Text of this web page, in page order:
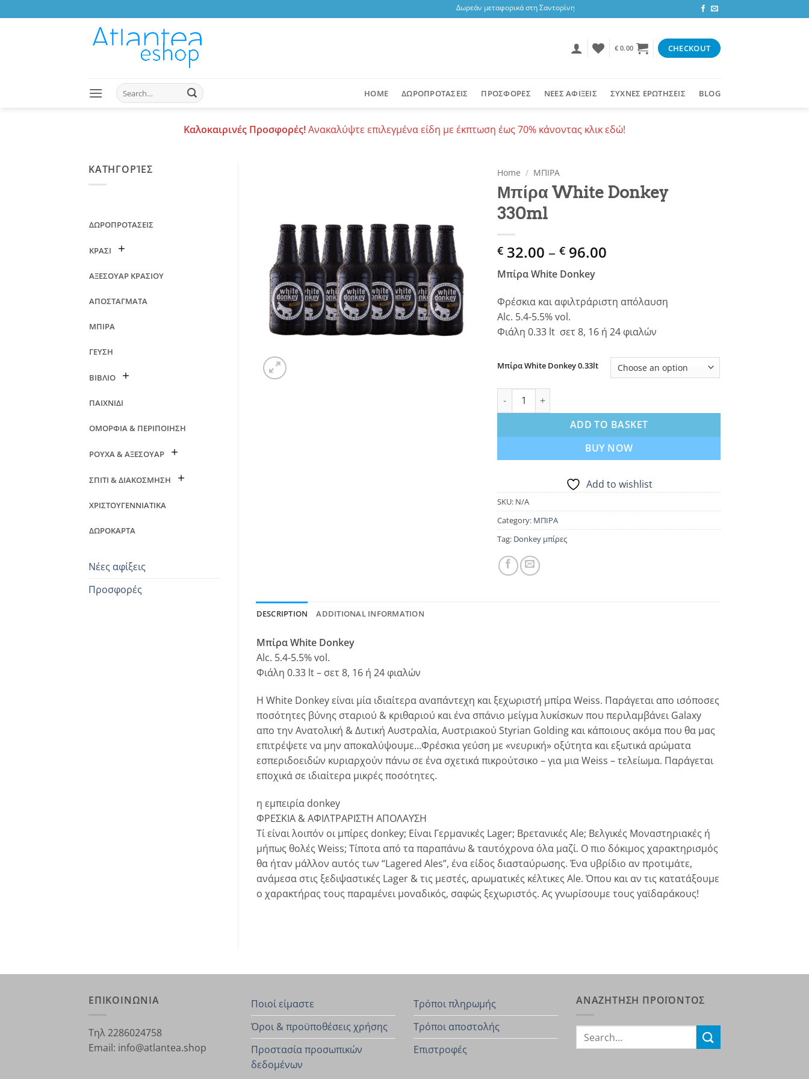
to
Δωρεάν μεταφορικά στη Σαντορίνη, 3,47 ευρώ στην υπόλοιπη Ελλάδα ή δωρεάν για αγορές 50+ ευρώ
€0.00 CHECKOUT
Search
for:
HOME ΔΩΡΟΠΡΟΤΑΣΕΙΣ ΠΡΟΣΦΟΡΕΣ ΝΕΕΣ ΑΦΙΞΕΙΣ ΣΥΧΝΕΣ ΕΡΩΤΗΣΕΙΣ BLOG
Καλοκαιρινές Προσφορές!Ανακαλύψτε επιλεγμένα είδη με έκπτωση έως 70% κάνοντας κλικ εδώ!
ΚΑΤΗΓΟΡΊΕΣ
ΔΩΡΟΠΡΟΤΑΣΕΙΣ
ΚΡΑΣΙ
ΑΞΕΣΟΥΑΡ ΚΡΑΣΙΟΥ
ΑΠΟΣΤΑΓΜΑΤΑ
ΜΠΙΡΑ
ΓΕΥΣΗ
ΒΙΒΛΙΟ
ΠΑΙΧΝΙΔΙ
ΟΜΟΡΦΙΑ & ΠΕΡΙΠΟΙΗΣΗ
ΡΟΥΧΑ & ΑΞΕΣΟΥΑΡ
ΣΠΙΤΙ & ΔΙΑΚΟΣΜΗΣΗ
ΧΡΙΣΤΟΥΓΕΝΝΙΑΤΙΚΑ
ΔΩΡΟΚΑΡΤΑ
Νέες αφίξεις
Προσφορές
Home / ΜΠΙΡΑ
Μπίρα White Donkey
330ml
€ 32.00 – € 96.00
through
€ 96.00
Μπίρα White Donkey
Φρέσκια και αφιλτράριστη απόλαυση
Alc. 5.4-5.5% vol.
Φιάλη 0.33 lt σετ 8, 16 ή 24 φιαλών
Μπίρα White Donkey 0.33lt
Μπίρα White Donkey 330ml quantity
ADD TO BASKET
BUY NOW
Add to wishlist
SKU: N/A
Category: ΜΠΙΡΑ
Tag: Donkey μπίρες
DESCRIPTION ADDITIONAL INFORMATION
Μπίρα White Donkey
Alc. 5.4-5.5% vol.
Φιάλη 0.33 lt – σετ 8, 16 ή 24 φιαλών
Η White Donkey είναι μία ιδιαίτερα αναπάντεχη και ξεχωριστή μπίρα Weiss. Παράγεται απο ισόποσες
ποσότητες βύνης σταριού & κριθαριού και ένα σπάνιο μείγμα λυκίσκων που περιλαμβάνει Galaxy
απο την Ανατολική & Δυτική Αυστραλία, Αυστριακού Styrian Golding και κάποιους ακόμα που θα μας
επιτρέψετε να μην αποκαλύψουμε…Φρέσκια γεύση με «νευρική» οξύτητα και εξωτικά αρώματα
εσπεριδοειδών κυριαρχούν πάνω σε ένα σχετικά πικρούτσικο – για μια Weiss – τελείωμα. Παράγεται
εποχικά σε ιδιαίτερα μικρές ποσότητες.
η εμπειρία donkey
ΦΡΕΣΚΙΑ & ΑΦΙΛΤΡΑΡΙΣΤΗ ΑΠΟΛΑΥΣΗ
Τί είναι λοιπόν οι μπίρες donkey; Είναι Γερμανικές Lager; Βρετανικές Ale; Βελγικές Μοναστηριακές ή
μήπως θολές Weiss; Τίποτα από τα παραπάνω & ταυτόχρονα όλα μαζί. Ο πιο δόκιμος χαρακτηρισμός
θα ήταν μάλλον αυτός των “Lagered Ales”, ένα είδος διασταύρωσης. Ένα υβρίδιο αν προτιμάτε,
ανάμεσα στις ξεδιψαστικές Lager & τις μεστές, αρωματικές κέλτικες Ale. Όπου και αν τις κατατάξουμε
ο χαρακτήρας τους παραμένει μοναδικός, σαφώς ξεχωριστός. Ας γνωρίσουμε τους γαϊδαράκους!
ΕΠΙΚΟΙΝΩΝΙΑ
Τηλ 2286024758
Email: info@atlantea.shop
Ποιοί είμαστε
Όροι & προϋποθέσεις χρήσης
Προστασία προσωπικών
δεδομένων
Τρόποι πληρωμής
Τρόποι αποστολής
Επιστροφές
ΑΝΑΖΗΤΗΣΗ ΠΡΟΪΟΝΤΟΣ
Search
for: